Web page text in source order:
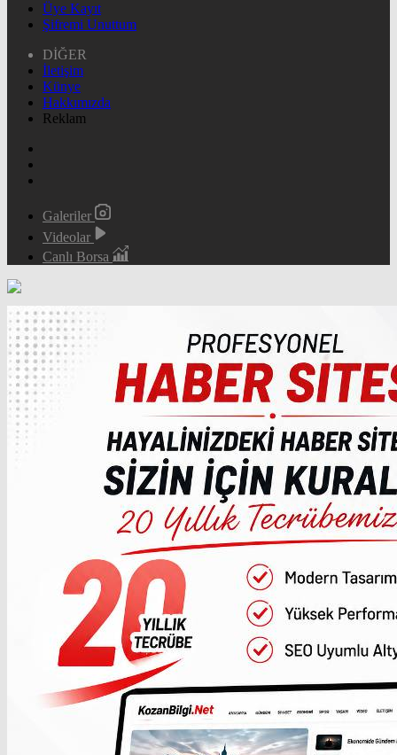
Üye Kayıt
Şifremi Unuttum
DİĞER
İletişim
Künye
Hakkımızda
Reklam
Galeriler
Videolar
Canlı Borsa